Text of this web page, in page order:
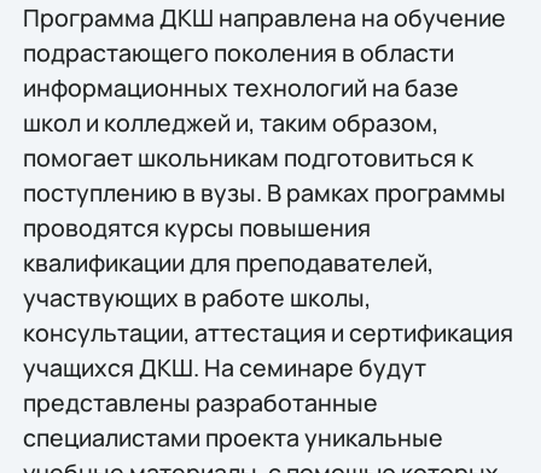
Программа ДКШ направлена на обучение
подрастающего поколения в области
информационных технологий на базе
школ и колледжей и, таким образом,
помогает школьникам подготовиться к
поступлению в вузы. В рамках программы
проводятся курсы повышения
квалификации для преподавателей,
участвующих в работе школы,
консультации, аттестация и сертификация
учащихся ДКШ. На семинаре будут
представлены разработанные
специалистами проекта уникальные